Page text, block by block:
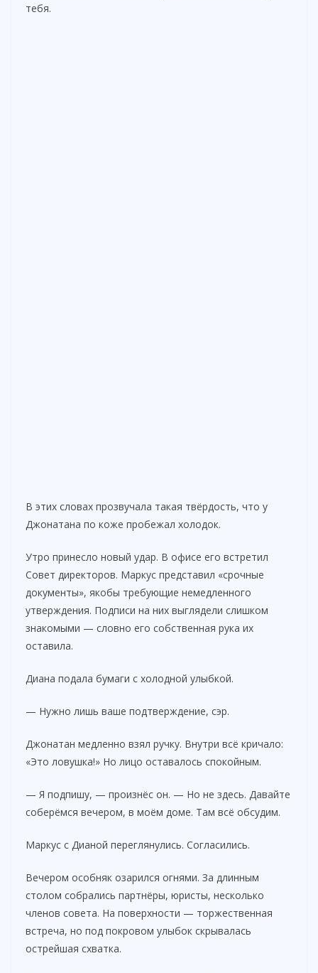
тебя.
В этих словах прозвучала такая твёрдость, что у
Джонатана по коже пробежал холодок.
Утро принесло новый удар. В офисе его встретил
Совет директоров. Маркус представил «срочные
документы», якобы требующие немедленного
утверждения. Подписи на них выглядели слишком
знакомыми — словно его собственная рука их
оставила.
Диана подала бумаги с холодной улыбкой.
— Нужно лишь ваше подтверждение, сэр.
Джонатан медленно взял ручку. Внутри всё кричало:
«Это ловушка!» Но лицо оставалось спокойным.
— Я подпишу, — произнёс он. — Но не здесь. Давайте
соберёмся вечером, в моём доме. Там всё обсудим.
Маркус с Дианой переглянулись. Согласились.
Вечером особняк озарился огнями. За длинным
столом собрались партнёры, юристы, несколько
членов совета. На поверхности — торжественная
встреча, но под покровом улыбок скрывалась
острейшая схватка.